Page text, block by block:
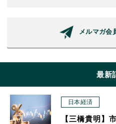
メルマガ会
最新
日本経済
【三橋貴明】